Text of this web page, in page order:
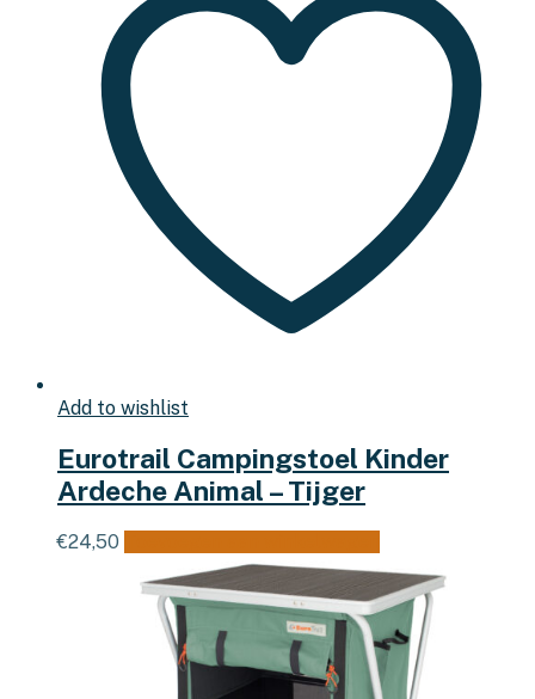
Add to wishlist
Eurotrail Campingstoel Kinder
Ardeche Animal – Tijger
€24,50